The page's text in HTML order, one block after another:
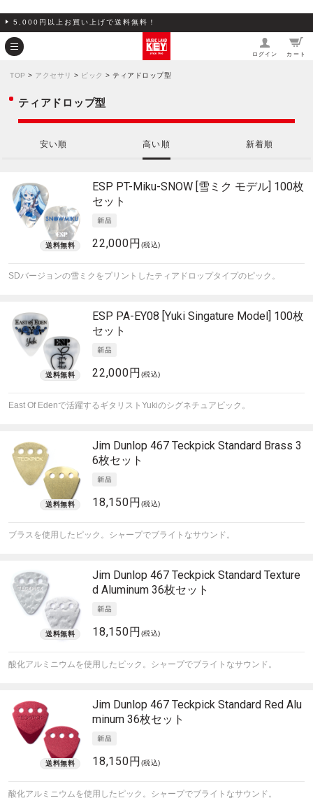
5,000円以上お買い上げで送料無料！
ログイン カート
TOP > アクセサリ > ピック > ティアドロップ型
ティアドロップ型
安い順 高い順 新着順
ESP PT-Miku-SNOW [雪ミク モデル] 100枚
セット
22,000円 (税込)
SDバージョンの雪ミクをプリントしたティアドロップタイプのピック。
ESP PA-EY08 [Yuki Singature Model] 100枚
セット
22,000円 (税込)
East Of Edenで活躍するギタリストYukiのシグネチュアピック。
Jim Dunlop 467 Teckpick Standard Brass 3
6枚セット
18,150円 (税込)
ブラスを使用したピック。シャープでブライトなサウンド。
Jim Dunlop 467 Teckpick Standard Texture
d Aluminum 36枚セット
18,150円 (税込)
酸化アルミニウムを使用したピック。シャープでブライトなサウンド。
Jim Dunlop 467 Teckpick Standard Red Alu
minum 36枚セット
18,150円 (税込)
酸化アルミニウムを使用したピック。シャープでブライトなサウンド。